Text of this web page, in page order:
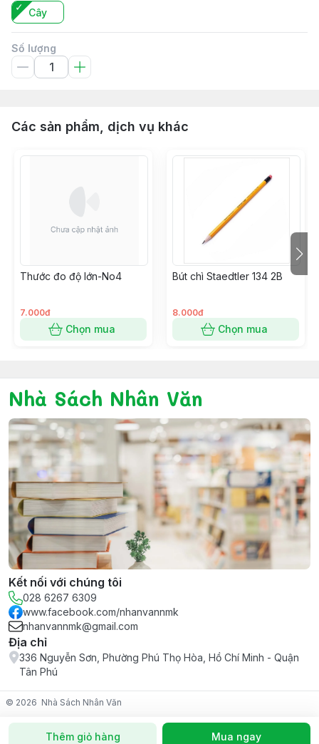
Cây
Số lượng
Thêm giỏ hàng Mua ngay
Các sản phẩm, dịch vụ khác
Thước đo độ lớn-No4
7.000đ
Chọn mua
Bút chì Staedtler 134 2B
8.000đ
Chọn mua
Nhà Sách Nhân Văn
Kết nối với chúng tôi
028 6267 6309
www.facebook.com/nhanvannmk
nhanvannmk@gmail.com
Địa chỉ
336 Nguyễn Sơn, Phường Phú Thọ Hòa, Hồ Chí Minh - Quận
Tân Phú
© 2026 Nhà Sách Nhân Văn